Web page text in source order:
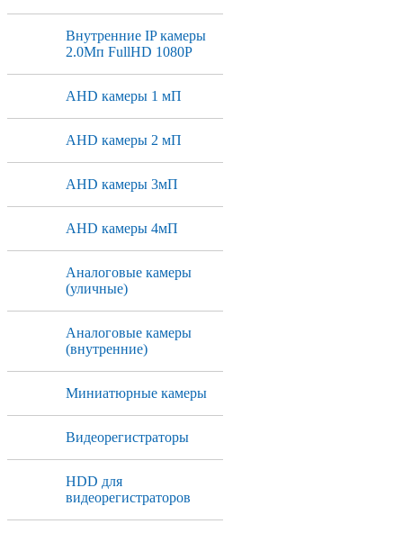
Внутренние IP камеры
2.0Мп FullHD 1080P
AHD камеры 1 мП
AHD камеры 2 мП
AHD камеры 3мП
AHD камеры 4мП
Аналоговые камеры
(уличные)
Аналоговые камеры
(внутренние)
Миниатюрные камеры
Видеорегистраторы
HDD для
видеорегистраторов